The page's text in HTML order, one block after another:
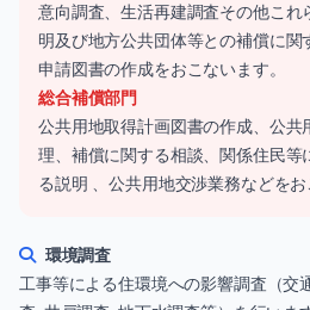
意向調査、生活再建調査その他これ
明及び地方公共団体等との補償に関
申請図書の作成をおこないます。
総合補償部門
公共用地取得計画図書の作成、公共
理、補償に関する相談、関係住民等
る説明 、公共用地交渉業務などをお
環境調査
工事等による住環境への影響調査（交